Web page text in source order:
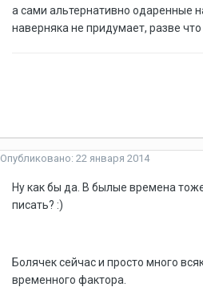
а сами альтернативно одаренные
наверняка не придумает, разве
Опубликовано: 22 января 2014
Ну как бы да. В былые времена
писать? :)
Болячек сейчас и просто много
временного фактора.